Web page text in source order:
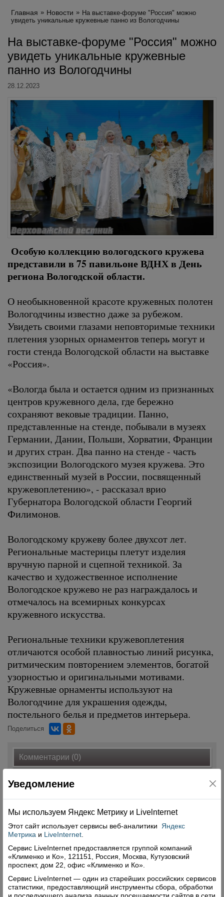
Главная Новости
На выставке-форуме "Россия" можно
увидеть уникальные кружевные панно из Вологодчины
На выставке-форуме "Россия" можно
увидеть уникальные кружевные
панно из Вологодчины
28.12.2023
Особую коллекцию вологодского кружева
представили в 75 павильоне ВДНХ в День
региона Вологодской области.
О необыкновенной красоте кружевных полотен
Вологодчины известно даже за рубежом.
Увидеть своими глазами неповторимые техники
плетения узорных орнаментов теперь могут и
гости стенда Вологодской области на выставке
«Россия».
«Вологда была и остается одним из признанных
центров кружевного дела, где бережно
сохраняют вековые традиции. Панно,
представленные на стенде, побывали в музеях
Германии, Дании, Польши, Хорватии, Франции
и других стран. Два панно на стенде - часть
экспозиции Вологодского музея кружева. Это
единственный музей в России, посвященный
кружевоплетению», - рассказал врио
Губернатора Вологодской области Георгий
Филимонов.
Вологодскому кружеву более двухсот лет.
Региональные мастерицы плетут изделия
вручную парной и сцепной техникой. За
качество и художественное исполнение
Вологодское кружево не раз награждалось и
отмечалось на всемирных конкурсах
кружевного искусства.
Региональные техники кружевоплетения
отличаются особой плавностью линий рисунка,
ритмическим повторением элементов, богатой
узорностью и оригинальными мотивами.
Кружевные орнаменты используют на
Вологодчине для украшения одежды,
постельного белья и предметов интерьера.
Поделиться
Комментарии (0)
Свежий номер
Уведомление
Мы используем Яндекс Метрику и Livelnternet
Этот сайт использует сервисы веб-аналитики
Яндекс
Метрика и LiveInternet
Сервис LiveInternet предоставляется группой компаний
«Клименко и Ко», 121151, Россия, Москва, Кутузовский
проспект, дом 22, офис «Клименко и Ко».
Сервис LiveInternet — один из старейших российских сервисов
статистики, предоставляющий инструменты сбора, обработки
и последующего анализа данных посещаемости сайтов в сети